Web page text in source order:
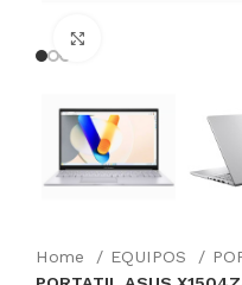
Home EQUIPOS